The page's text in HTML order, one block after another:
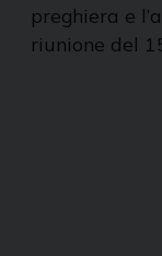
preghiera e
riunione del